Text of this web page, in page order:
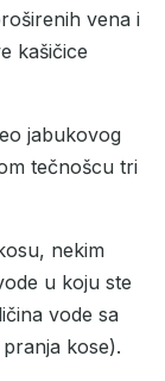
vena i
kašičice
jabukovog
tečnošcu tri
nekim
u koju ste
vode sa
kose).